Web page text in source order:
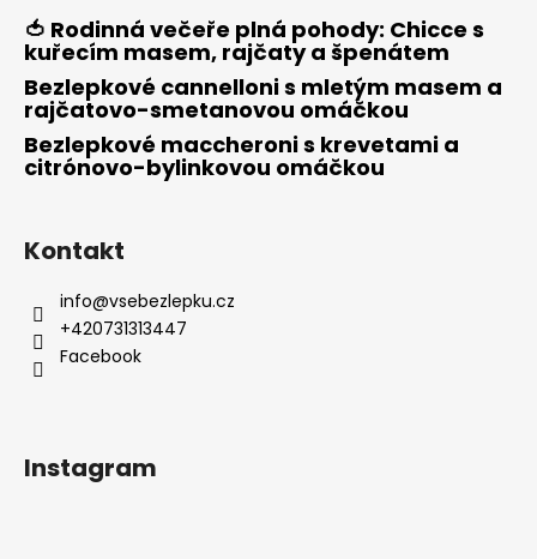
🍅 Rodinná večeře plná pohody: Chicce s
kuřecím masem, rajčaty a špenátem
Bezlepkové cannelloni s mletým masem a
rajčatovo-smetanovou omáčkou
Bezlepkové maccheroni s krevetami a
citrónovo-bylinkovou omáčkou
Kontakt
info@vsebezlepku.cz
+420731313447
Facebook
Instagram